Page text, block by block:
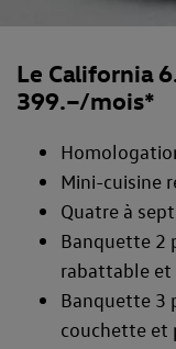
Le California
399.–/mois*
Mini-cuisine
Quatre à
Banquette 2
rabattable
Banquette 3
couchette et